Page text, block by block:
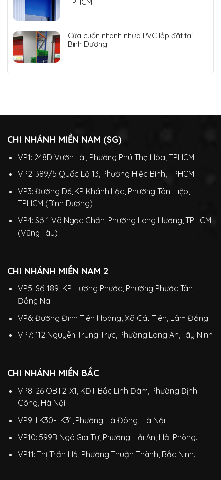
TPHCM
Cửa cuốn nhanh nhựa PVC lắp đặt tại
Bình Dương
CHI NHÁNH MIỀN NAM (SG)
VP1: 248D Vườn Lài, Phường Phú Thọ Hòa, TPHCM.
VP2: 389/5 Quốc Lộ 13, Phường Hiệp Bình, TPHCM.
VP3: Đường D6, KP Khánh Lộc, Phường Tân Hiệp,
TPHCM (Bình Dương)
VP4: Số 1 Võ Ngọc Chấn, Phường Long Hương, TPHCM
(Vũng Tàu)
CHI NHÁNH MIỀN NAM 2
VP5: Số 189, KP Hương Phước, Phường Phước Tân,
Đồng Nai
VP6: Đường Đinh Tiên Hoàng, Xã Cát Tiên, Lâm Đồng
VP7: 112 Nguyễn Trung Trực, Phường Long An, Tây Ninh
CHI NHÁNH MIỀN BẮC
VP8: 26 OBT2-X1, KĐT Bắc Linh Đàm, Phường Định
Công, Hà Nội.
VP9: LK30-LK31, Phường Hà Đông, Hà Nội
VP10: 599B Ngô Gia Tự, Phường Hải An, Hải Phòng.
VP11: Thị Trần Hồ, Phường Thuận Thành, Bắc Ninh.